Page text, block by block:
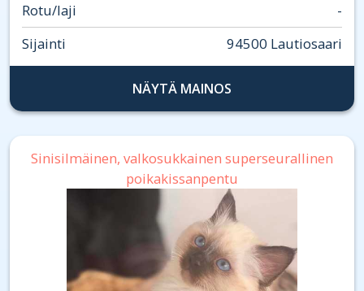
Rotu/laji
-
Sijainti
94500 Lautiosaari
NÄYTÄ MAINOS
Sinisilmäinen, valkosukkainen superseurallinen
poikakissanpentu